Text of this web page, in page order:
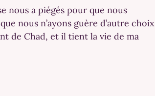
nous a piégés pour que nous
nous n’ayons guère d’autre choix
de Chad, et il tient la vie de ma